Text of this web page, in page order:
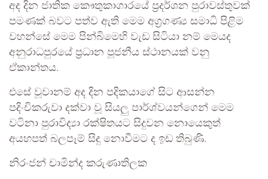
අද දින ජාතික කෞතුකාගාරයේ ප්‍රදර්ශන පුරාවස්තුවක්
පමණක් බවට පත්ව ඇති මෙම අග්‍රගණ්‍ය සමාධි පිළිම
වහන්සේ මෙම පින්බිමෙහි වැඩ සිටියා නම් මෙයද
අනුරාධපුරයේ ප්‍රධාන පූජනීය ස්ථානයක් වනු
ඒකාන්තය.
එසේ වූවානම් අද දින පදිකයාගේ සිට ආසන්න
පදිංචිකරුවා දක්වා වූ සියලු පාර්ශ්වයන්ගෙන් මෙම
වටිනා පුරාවිද්‍යා රක්ෂිතයට සිදුවන නොයෙකුත්
අයහපත් බලපෑම් සිදු නොවීමට ද ඉඩ තිබුණි.
නිරංජන් චාමින්ද කරුණාතිලක